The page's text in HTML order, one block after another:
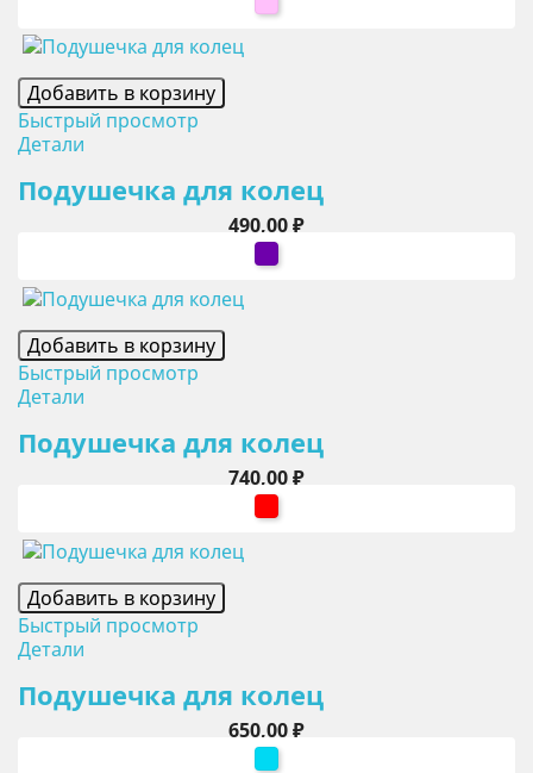
Добавить в корзину
Быстрый просмотр
Детали
Подушечка для колец
Цена
490,00 ₽
фиолетовый
Добавить в корзину
Быстрый просмотр
Детали
Подушечка для колец
Цена
740,00 ₽
красный
Добавить в корзину
Быстрый просмотр
Детали
Подушечка для колец
Цена
650,00 ₽
бирюзовый